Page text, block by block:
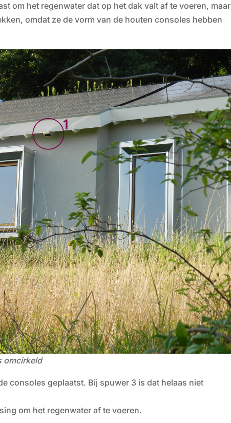
om het regenwater dat op het dak valt af te voeren, maar
omdat ze de vorm van de houten consoles hebben
omcirkeld
consoles geplaatst. Bij spuwer 3 is dat helaas niet
om het regenwater af te voeren.